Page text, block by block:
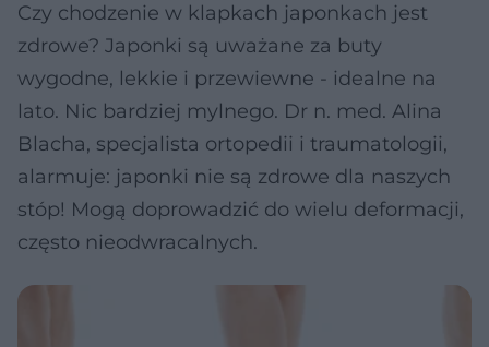
Czy chodzenie w klapkach japonkach jest
zdrowe? Japonki są uważane za buty
wygodne, lekkie i przewiewne - idealne na
lato. Nic bardziej mylnego. Dr n. med. Alina
Blacha, specjalista ortopedii i traumatologii,
alarmuje: japonki nie są zdrowe dla naszych
stóp! Mogą doprowadzić do wielu deformacji,
często nieodwracalnych.